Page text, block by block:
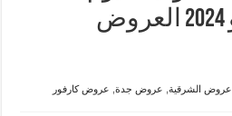
مايو حتى 13 مايو 2024 العروض
عروض الشرقية, عروض جدة, عروض كارفور